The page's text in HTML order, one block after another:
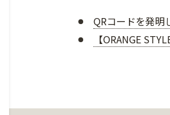
QRコードを発明
【ORANGE